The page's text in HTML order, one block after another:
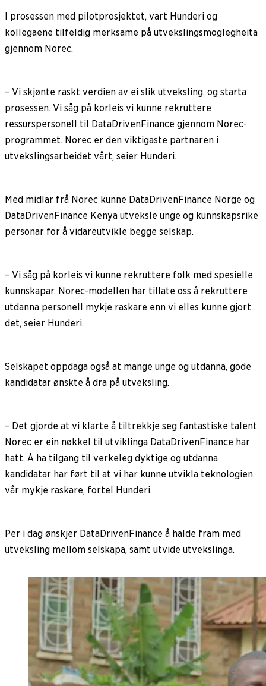
I prosessen med pilotprosjektet, vart Hunderi og
kollegaene tilfeldig merksame på utvekslingsmoglegheita
gjennom Norec.
– Vi skjønte raskt verdien av ei slik utveksling, og starta
prosessen. Vi såg på korleis vi kunne rekruttere
ressurspersonell til DataDrivenFinance gjennom Norec-
programmet. Norec er den viktigaste partnaren i
utvekslingsarbeidet vårt, seier Hunderi.
Med midlar frå Norec kunne DataDrivenFinance Norge og
DataDrivenFinance Kenya utveksle unge og kunnskapsrike
personar for å vidareutvikle begge selskap.
– Vi såg på korleis vi kunne rekruttere folk med spesielle
kunnskapar. Norec-modellen har tillate oss å rekruttere
utdanna personell mykje raskare enn vi elles kunne gjort
det, seier Hunderi.
Selskapet oppdaga også at mange unge og utdanna, gode
kandidatar ønskte å dra på utveksling.
– Det gjorde at vi klarte å tiltrekkje seg fantastiske talent.
Norec er ein nøkkel til utviklinga DataDrivenFinance har
hatt. Å ha tilgang til verkeleg dyktige og utdanna
kandidatar har ført til at vi har kunne utvikla teknologien
vår mykje raskare, fortel Hunderi.
Per i dag ønskjer DataDrivenFinance å halde fram med
utveksling mellom selskapa, samt utvide utvekslinga.